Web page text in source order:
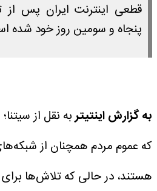
پنجاه و سومین روز خود شده
به گزارش اینتیتربه نقل از
که عموم مردم همچنان از
هستند، در حالی که تلاش‌ها